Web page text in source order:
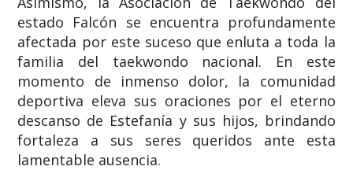
estado Falcón se encuentra profundamente
afectada por este suceso que enluta a toda la
familia del taekwondo nacional. En este
momento de inmenso dolor, la comunidad
deportiva eleva sus oraciones por el eterno
descanso de Estefanía y sus hijos, brindando
fortaleza a sus seres queridos ante esta
lamentable ausencia.